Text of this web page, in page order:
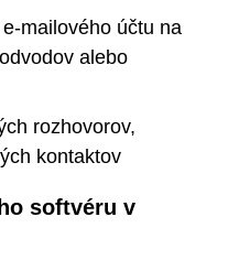
mailového účtu na
alebo
rozhovorov,
kontaktov
softvéru v